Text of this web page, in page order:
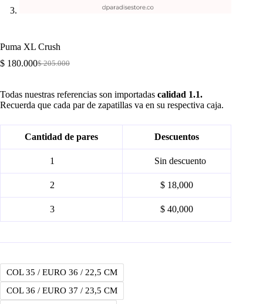
Puma XL Crush
$205.000
Original
$ 205.000.
$ 180.000Current
$ 180.000.
Todas nuestras referencias son importadas calidad 1.1.
Recuerda que cada par de zapatillas va en su respectiva caja.
Cantidad de pares Descuentos
1 Sin descuento
2 $ 18,000
3 $ 40,000
COL 35 / EURO 36 / 22,5 CM
COL 36 / EURO 37 / 23,5 CM